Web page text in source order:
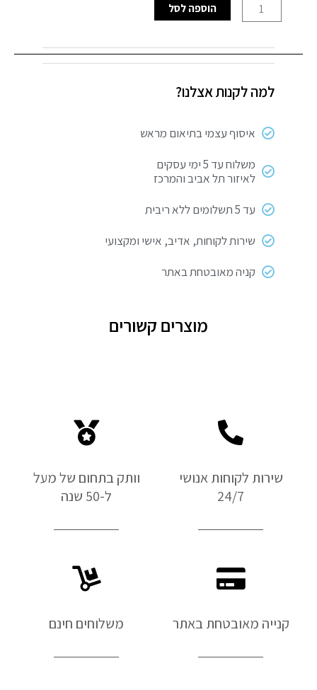
של
דקורטיבי
לבן
הוספה לסל
למה לקנות אצלנו?
איסוף עצמי בתיאום מראש
משלוח עד 5 ימי עסקים
לאיזור תל אביב והמרכז
עד 5 תשלומים ללא ריבית
שירות לקוחות, אדיב, אישי ומקצועי
קניה מאובטחת באתר
מוצרים קשורים
שירות לקוחות אנושי
24/7
וותק בתחום של מעל
ל-50 שנה
קנייה מאובטחת באתר משלוחים חינם